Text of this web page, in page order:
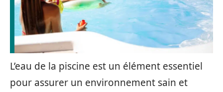
L’eau de la piscine est un élément essentiel
pour assurer un environnement sain et